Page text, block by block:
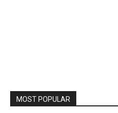
MOST POPULAR